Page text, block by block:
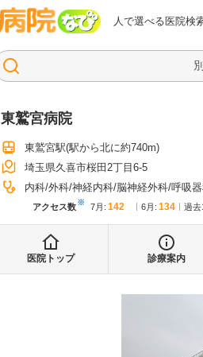
人で選べる医院検
病院なび
東鷲宮病院
東鷲宮駅(駅から北に約740m)
埼玉県久喜市桜田2丁目6-5
内科 外科 神経内科 脳神経外科 呼吸
アクセス数※ 7月 : 142 6月 : 134 過去
医院トップ 診療案内